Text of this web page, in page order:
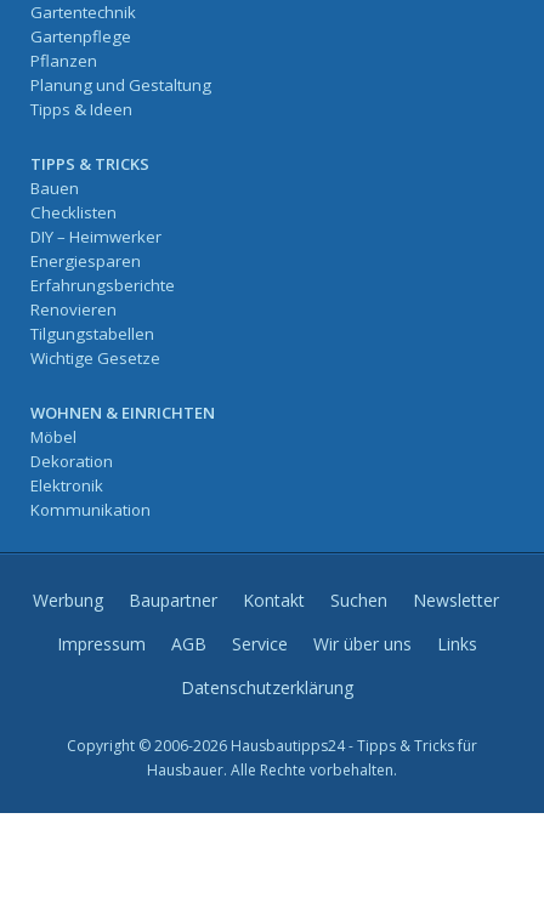
Gartentechnik
Gartenpflege
Pflanzen
Planung und Gestaltung
Tipps & Ideen
TIPPS & TRICKS
Bauen
Checklisten
DIY – Heimwerker
Energiesparen
Erfahrungsberichte
Renovieren
Tilgungstabellen
Wichtige Gesetze
WOHNEN & EINRICHTEN
Möbel
Dekoration
Elektronik
Kommunikation
Werbung Baupartner Kontakt Suchen
Newsletter
Impressum
AGB Service Wir über uns
Links
Datenschutzerklärung
Copyright © 2006-2026 Hausbautipps24 - Tipps & Tricks für
Hausbauer. Alle Rechte vorbehalten.